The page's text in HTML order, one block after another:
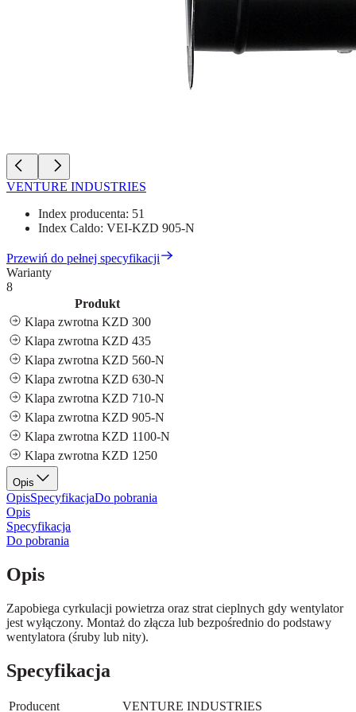
VENTURE INDUSTRIES
Index producenta: 51
Index Caldo: VEI-KZD 905-N
Przewiń do pełnej specyfikacji
Warianty
8
Produkt
Klapa zwrotna KZD 300
Klapa zwrotna KZD 435
Klapa zwrotna KZD 560-N
Klapa zwrotna KZD 630-N
Klapa zwrotna KZD 710-N
Klapa zwrotna KZD 905-N
Klapa zwrotna KZD 1100-N
Klapa zwrotna KZD 1250
Opis
OpisSpecyfikacjaDo pobrania
Opis
Specyfikacja
Do pobrania
Opis
Zapobiega cyrkulacji powietrza oraz strat cieplnych gdy wentylator
jest wyłączony. Montaż do złącza lub bezpośrednio do podstawy
wentylatora (śruby lub nity).
Specyfikacja
Producent
VENTURE INDUSTRIES